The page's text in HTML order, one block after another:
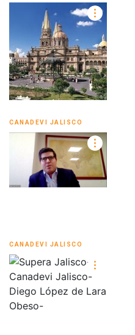
CANADEVI JALISCO
CANADEVI JALISCO